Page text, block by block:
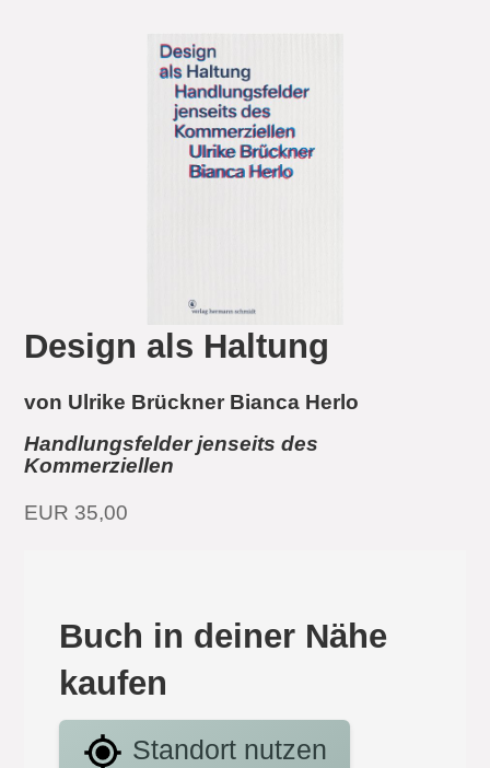
Design als Haltung
von Ulrike Brückner Bianca Herlo
Handlungsfelder jenseits des
Kommerziellen
EUR 35,00
Buch in deiner Nähe
kaufen
Standort nutzen